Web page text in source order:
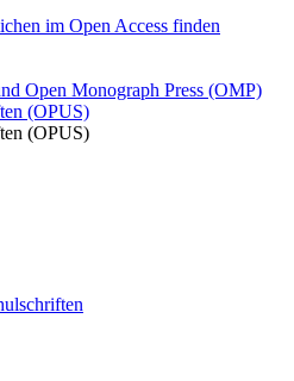
im Open Access finden
Open Monograph Press (OMP)
(OPUS)
(OPUS)